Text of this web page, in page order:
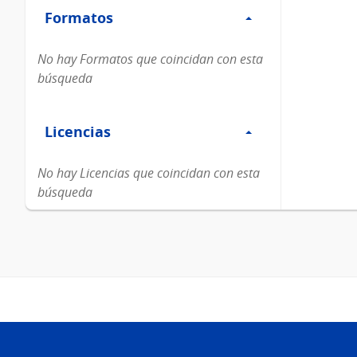
Formatos
Formatos
No hay Formatos que coincidan con esta
búsqueda
Licencias
Licencias
No hay Licencias que coincidan con esta
búsqueda